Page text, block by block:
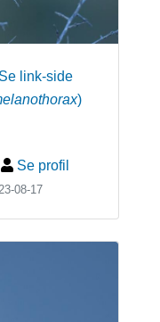
link-side
)
Se profil
08-17